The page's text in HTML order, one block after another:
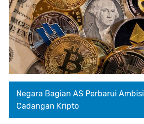
Negara Bagian AS Perbarui Ambisi
Cadangan Kripto